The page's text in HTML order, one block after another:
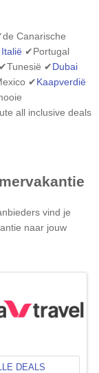
Canarische
Italië ✔Portugal
✔Dubai
✔Kaapverdië
all inclusive deals
vind je
naar jouw
DEALS